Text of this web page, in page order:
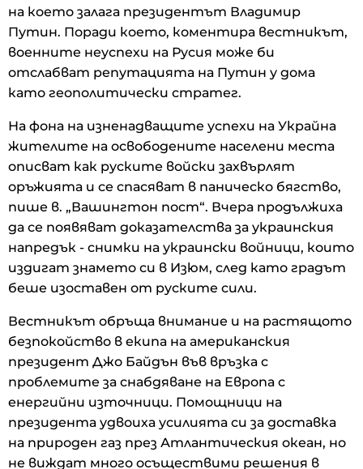
на което залага президентът Владимир
Путин. Поради което, коментира вестникът,
военните неуспехи на Русия може би
отслабват репутацията на Путин у дома
като геополитически стратег.
На фона на изненадващите успехи на Украйна
жителите на освободените населени места
описват как руските войски захвърлят
оръжията и се спасяват в паническо бягство,
пише в. „Вашингтон пост“. Вчера продължиха
да се появяват доказателства за украинския
напредък - снимки на украински войници, които
издигат знамето си в Изюм, след като градът
беше изоставен от руските сили.
Вестникът обръща внимание и на растящото
безпокойство в екипа на американския
президент Джо Байдън във връзка с
проблемите за снабдяване на Европа с
енергийни източници. Помощници на
президента удвоиха усилията си за доставка
на природен газ през Атлантическия океан, но
не виждат много осъществими решения в